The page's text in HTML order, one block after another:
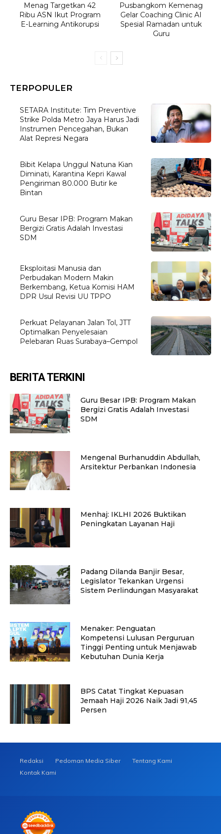
Menag Targetkan 42
Ribu ASN Ikut Program
E-Learning Antikorupsi
Pusbangkom Kemenag
Gelar Coaching Clinic AI
Spesial Ramadan untuk
Guru
TERPOPULER
SETARA Institute: Tim Preventive
Strike Polda Metro Jaya Harus Jadi
Instrumen Pencegahan, Bukan
Alat Represi Negara
Bibit Kelapa Unggul Natuna Kian
Diminati, Karantina Kepri Kawal
Pengiriman 80.000 Butir ke
Bintan
Guru Besar IPB: Program Makan
Bergizi Gratis Adalah Investasi
SDM
Eksploitasi Manusia dan
Perbudakan Modern Makin
Berkembang, Ketua Komisi HAM
DPR Usul Revisi UU TPPO
Perkuat Pelayanan Jalan Tol, JTT
Optimalkan Penyelesaian
Pelebaran Ruas Surabaya–Gempol
BERITA TERKINI
Guru Besar IPB: Program Makan
Bergizi Gratis Adalah Investasi
SDM
Mengenal Burhanuddin Abdullah,
Arsitektur Perbankan Indonesia
Menhaj: IKLHI 2026 Buktikan
Peningkatan Layanan Haji
Padang Dilanda Banjir Besar,
Legislator Tekankan Urgensi
Sistem Perlindungan Masyarakat
Menaker: Penguatan
Kompetensi Lulusan Perguruan
Tinggi Penting untuk Menjawab
Kebutuhan Dunia Kerja
BPS Catat Tingkat Kepuasan
Jemaah Haji 2026 Naik Jadi 91,45
Persen
Redaksi Pedoman Media Siber
Tentang Kami
Kontak Kami